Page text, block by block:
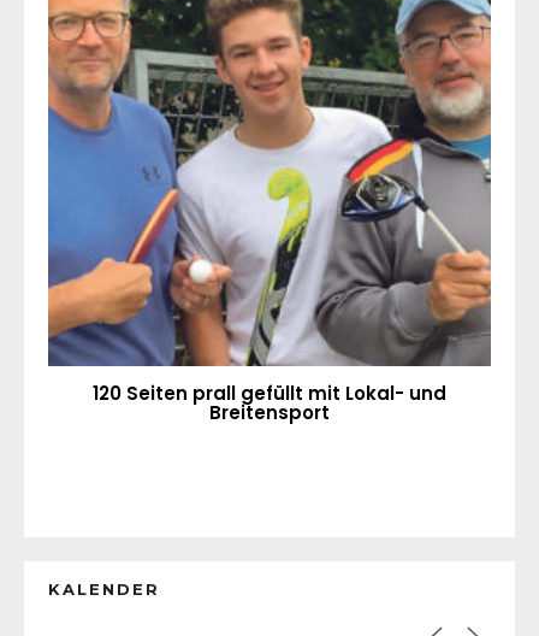
120 Seiten prall gefüllt mit Lokal- und
Breitensport
KALENDER